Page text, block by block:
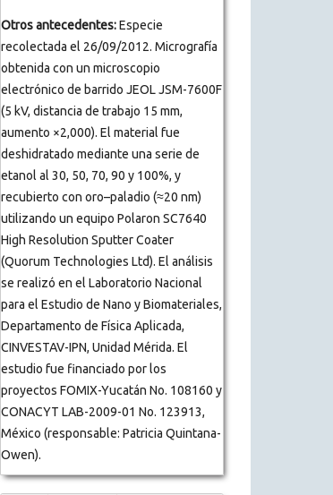
Otros antecedentes:Especie
recolectada el 26/09/2012. Micrografía
obtenida con un microscopio
electrónico de barrido JEOL JSM-7600F
(5 kV, distancia de trabajo 15 mm,
aumento ×2,000). El material fue
deshidratado mediante una serie de
etanol al 30, 50, 70, 90 y 100%, y
recubierto con oro–paladio (≈20 nm)
utilizando un equipo Polaron SC7640
High Resolution Sputter Coater
(Quorum Technologies Ltd). El análisis
se realizó en el Laboratorio Nacional
para el Estudio de Nano y Biomateriales,
Departamento de Física Aplicada,
CINVESTAV-IPN, Unidad Mérida. El
estudio fue financiado por los
proyectos FOMIX-Yucatán No. 108160 y
CONACYT LAB-2009-01 No. 123913,
México (responsable: Patricia Quintana-
Owen).